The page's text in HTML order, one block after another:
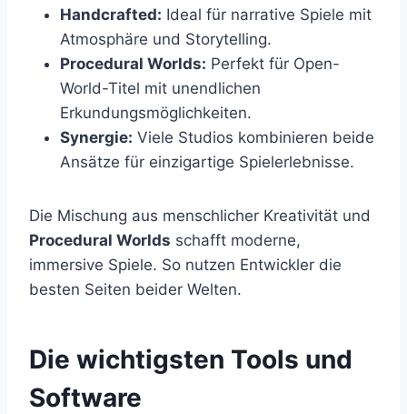
Handcrafted: Ideal für narrative Spiele mit
Atmosphäre und Storytelling.
Procedural Worlds: Perfekt für Open-
World-Titel mit unendlichen
Erkundungsmöglichkeiten.
Synergie: Viele Studios kombinieren beide
Ansätze für einzigartige Spielerlebnisse.
Die Mischung aus menschlicher Kreativität und
Procedural Worlds schafft moderne,
immersive Spiele. So nutzen Entwickler die
besten Seiten beider Welten.
Die wichtigsten Tools und
Software